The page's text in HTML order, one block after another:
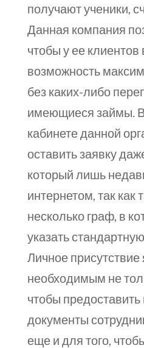
получают ученики,
Данная компания
чтобы у ее клиентов
возможность
без каких-либо
имеющиеся займы.
кабинете данной
оставить заявку
который лишь
интернетом, так как
несколько граф, в
указать
Личное присутствие
необходимым не
чтобы
документы
еще и для того,